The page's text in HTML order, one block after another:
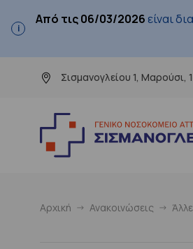
Από τις 06/03/2026 είναι
Σισμανογλείου 1, Μαρούσι,
Αρχική Ανακοινώσεις